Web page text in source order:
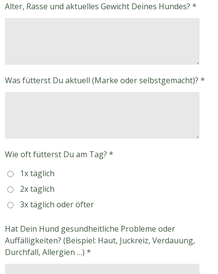
Alter, Rasse und aktuelles Gewicht Deines Hundes? *
Was fütterst Du aktuell (Marke oder selbstgemacht)? *
Wie oft fütterst Du am Tag? *
1x täglich
2x täglich
3x täglich oder öfter
Hat Dein Hund gesundheitliche Probleme oder
Auffälligkeiten? (Beispiel: Haut, Juckreiz, Verdauung,
Durchfall, Allergien …) *